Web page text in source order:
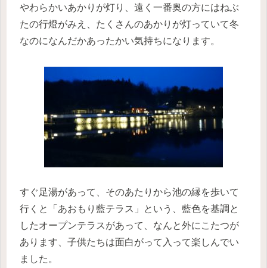
やわらかいあかりが灯り、遠く一番奥の方にはねぶ
たの行燈がみえ、たくさんのあかりが灯っていて冬
なのになんだかあったかい気持ちになります。
すぐ足湯があって、そのあたりから池の縁を歩いて
行くと「あおもり藍テラス」という、藍色を基調と
したオープンテラスがあって、なんと外にこたつが
あります、子供たちは面白がって入って楽しんでい
ました。